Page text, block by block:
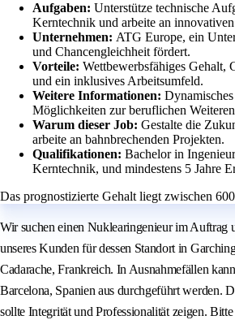
Aufgaben: Unterstütze technische
Kerntechnik und arbeite an
Unternehmen: ATG Europe, ein
und Chancengleichheit fördert.
Vorteile: Wettbewerbsfähiges Gehalt,
und ein inklusives Arbeitsumfeld.
Weitere Informationen:
Möglichkeiten zur beruflichen
Warum dieser Job: Gestalte die
arbeite an bahnbrechenden Projekten.
Qualifikationen: Bachelor in
Kerntechnik, und mindestens 5 Jahre
Das prognostizierte Gehalt liegt zwischen
Wir suchen einen Nuklearingenieur im Auftrag
unseres Kunden für dessen Standort in
Cadarache, Frankreich. In Ausnahmefällen
Barcelona, Spanien aus durchgeführt werden.
sollte Integrität und Professionalität zeigen. Bitte